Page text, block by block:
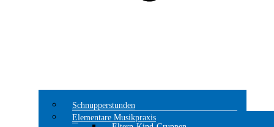
Schnupperstunden
Elementare Musikpraxis